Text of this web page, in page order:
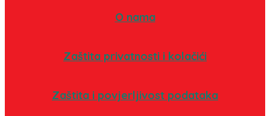
O nama
Zaštita privatnosti i kolačići
Zaštita i povjerljivost podataka